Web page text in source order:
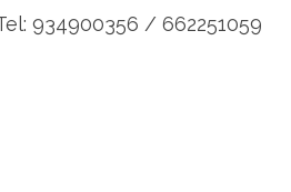
934900356 / 662251059